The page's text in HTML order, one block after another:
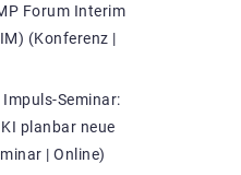
Forum Interim
(Konferenz |
Seminar:
planbar neue
| Online)